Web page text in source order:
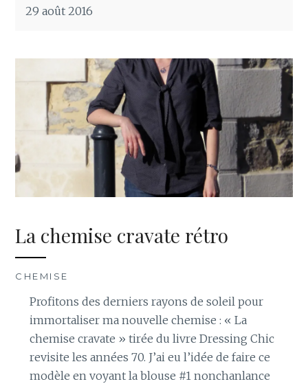
29 août 2016
La chemise cravate rétro
CHEMISE
Profitons des derniers rayons de soleil pour
immortaliser ma nouvelle chemise : « La
chemise cravate » tirée du livre Dressing Chic
revisite les années 70. J’ai eu l’idée de faire ce
modèle en voyant la blouse #1 nonchanlance